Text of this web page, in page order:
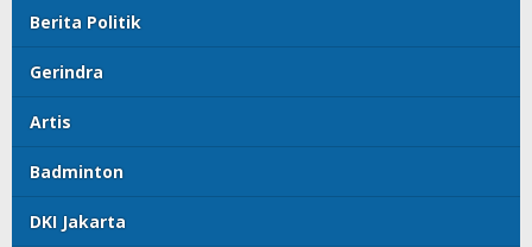
Berita Politik
Gerindra
Artis
Badminton
DKI Jakarta